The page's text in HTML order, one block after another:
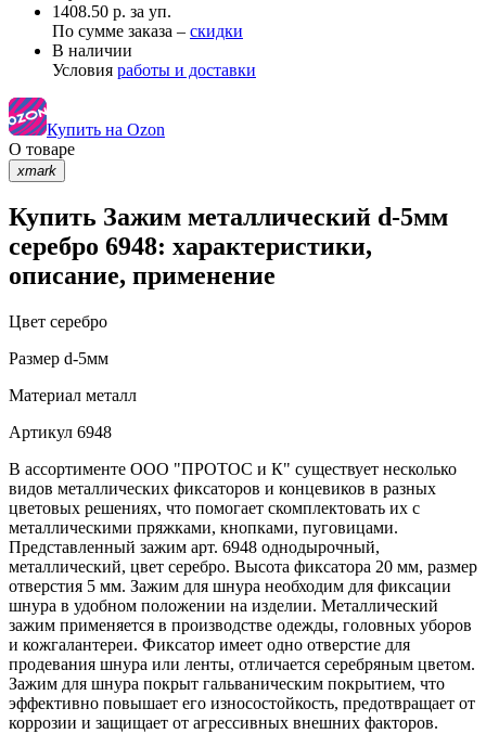
1408.50 р. за уп.
По сумме заказа – скидки
В наличии
Условия работы и доставки
Купить на Ozon
О товаре
xmark
Купить Зажим металлический d-5мм
серебро 6948: характеристики,
описание, применение
Цвет серебро
Размер d-5мм
Материал металл
Артикул 6948
В ассортименте ООО "ПРОТОС и К" существует несколько
видов металлических фиксаторов и концевиков в разных
цветовых решениях, что помогает скомплектовать их с
металлическими пряжками, кнопками, пуговицами.
Представленный зажим арт. 6948 однодырочный,
металлический, цвет серебро. Высота фиксатора 20 мм, размер
отверстия 5 мм. Зажим для шнура необходим для фиксации
шнура в удобном положении на изделии. Металлический
зажим применяется в производстве одежды, головных уборов
и кожгалантереи. Фиксатор имеет одно отверстие для
продевания шнура или ленты, отличается серебряным цветом.
Зажим для шнура покрыт гальваническим покрытием, что
эффективно повышает его износостойкость, предотвращает от
коррозии и защищает от агрессивных внешних факторов.